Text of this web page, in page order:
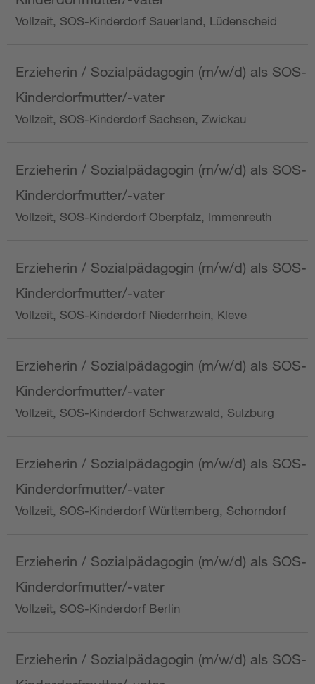
Vollzeit, SOS-Kinderdorf Sauerland, Lüdenscheid
Erzieherin / Sozialpädagogin (m/w/d) als SOS-
Kinderdorfmutter/-vater
Vollzeit, SOS-Kinderdorf Sachsen, Zwickau
Erzieherin / Sozialpädagogin (m/w/d) als SOS-
Kinderdorfmutter/-vater
Vollzeit, SOS-Kinderdorf Oberpfalz, Immenreuth
Erzieherin / Sozialpädagogin (m/w/d) als SOS-
Kinderdorfmutter/-vater
Vollzeit, SOS-Kinderdorf Niederrhein, Kleve
Erzieherin / Sozialpädagogin (m/w/d) als SOS-
Kinderdorfmutter/-vater
Vollzeit, SOS-Kinderdorf Schwarzwald, Sulzburg
Erzieherin / Sozialpädagogin (m/w/d) als SOS-
Kinderdorfmutter/-vater
Vollzeit, SOS-Kinderdorf Württemberg, Schorndorf
Erzieherin / Sozialpädagogin (m/w/d) als SOS-
Kinderdorfmutter/-vater
Vollzeit, SOS-Kinderdorf Berlin
Erzieherin / Sozialpädagogin (m/w/d) als SOS-